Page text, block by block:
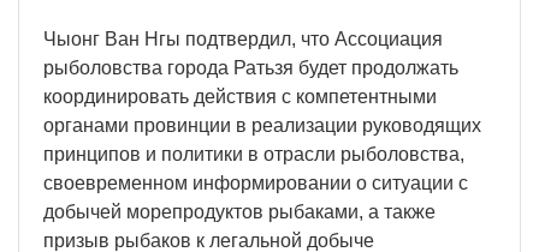
Чыонг Ван Нгы подтвердил, что Ассоциация
рыболовства города Ратьзя будет продолжать
координировать действия с компетентными
органами провинции в реализации руководящих
принципов и политики в отрасли рыболовства,
своевременном информировании о ситуации с
добычей морепродуктов рыбаками, а также
призыв рыбаков к легальной добыче